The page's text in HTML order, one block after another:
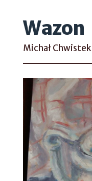
Wazon
Michał Chwistek